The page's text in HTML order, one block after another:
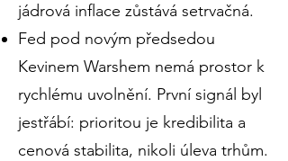
jádrová inflace zůstává setrvačná.
Fed pod novým předsedou
Kevinem Warshem nemá prostor k
rychlému uvolnění. První signál byl
jestřábí: prioritou je kredibilita a
cenová stabilita, nikoli úleva trhům.